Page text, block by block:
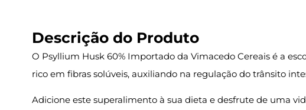
Descrição do Produto
O Psyllium Husk 60% Importado da Vimacedo Cereais é a
rico em fibras solúveis, auxiliando na regulação do trânsito
Adicione este superalimento à sua dieta e desfrute de uma